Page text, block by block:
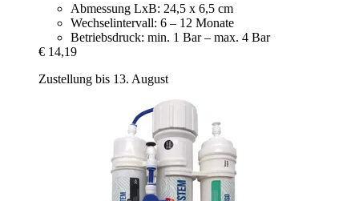
Abmessung LxB: 24,5 x 6,5 cm
Wechselintervall: 6 – 12 Monate
Betriebsdruck: min. 1 Bar – max. 4 Bar
€ 14,19
Zustellung bis 13. August